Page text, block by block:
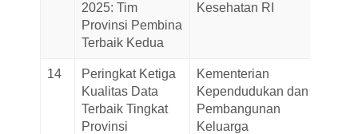
2025: Tim
Provinsi Pembina
Terbaik Kedua
Kesehatan RI
14
Peringkat Ketiga
Kualitas Data
Terbaik Tingkat
Provinsi
Kementerian
Kependudukan dan
Pembangunan
Keluarga